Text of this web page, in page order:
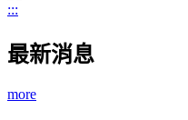
:::
最新消息
more